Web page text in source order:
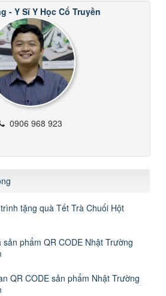
- Y Sĩ Y Học Cổ Truyền
0906 968 923
tặng quà Tết Trà Chuối Hột
sản phẩm QR CODE Nhật Trường
QR CODE sản phẩm Nhật Trường